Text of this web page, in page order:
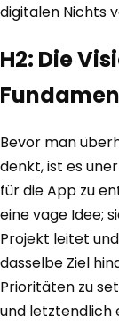
digitalen Nichts
H2: Die
Bevor man
denkt, ist es
für die App zu
eine vage Idee;
Projekt leitet
dasselbe Ziel
Prioritäten zu
und letztendlich